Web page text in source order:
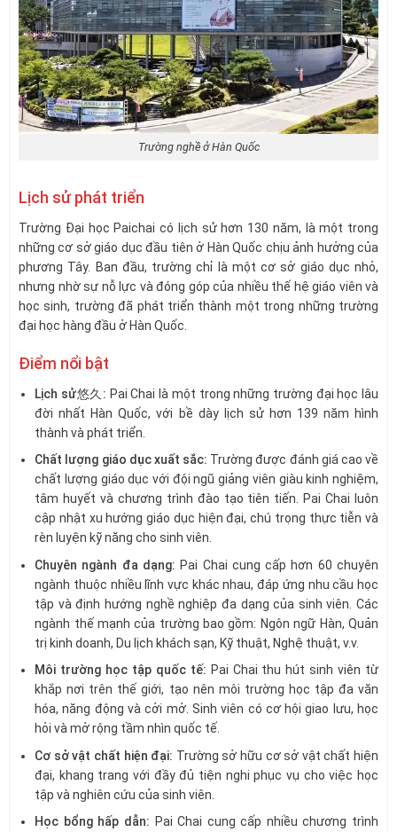
Trường nghề ở Hàn Quốc
Lịch sử phát triển
Trường Đại học Paichai có lịch sử hơn 130 năm, là một trong
những cơ sở giáo dục đầu tiên ở Hàn Quốc chịu ảnh hưởng của
phương Tây. Ban đầu, trường chỉ là một cơ sở giáo dục nhỏ,
nhưng nhờ sự nỗ lực và đóng góp của nhiều thế hệ giáo viên và
học sinh, trường đã phát triển thành một trong những trường
đại học hàng đầu ở Hàn Quốc.
Điểm nổi bật
Lịch sử悠久: Pai Chai là một trong những trường đại học lâu
đời nhất Hàn Quốc, với bề dày lịch sử hơn 139 năm hình
thành và phát triển.
Chất lượng giáo dục xuất sắc: Trường được đánh giá cao về
chất lượng giáo dục với đội ngũ giảng viên giàu kinh nghiệm,
tâm huyết và chương trình đào tạo tiên tiến. Pai Chai luôn
cập nhật xu hướng giáo dục hiện đại, chú trọng thực tiễn và
rèn luyện kỹ năng cho sinh viên.
Chuyên ngành đa dạng: Pai Chai cung cấp hơn 60 chuyên
ngành thuộc nhiều lĩnh vực khác nhau, đáp ứng nhu cầu học
tập và định hướng nghề nghiệp đa dạng của sinh viên. Các
ngành thế mạnh của trường bao gồm: Ngôn ngữ Hàn, Quản
trị kinh doanh, Du lịch khách sạn, Kỹ thuật, Nghệ thuật, v.v.
Môi trường học tập quốc tế: Pai Chai thu hút sinh viên từ
khắp nơi trên thế giới, tạo nên môi trường học tập đa văn
hóa, năng động và cởi mở. Sinh viên có cơ hội giao lưu, học
hỏi và mở rộng tầm nhìn quốc tế.
Cơ sở vật chất hiện đại: Trường sở hữu cơ sở vật chất hiện
đại, khang trang với đầy đủ tiện nghi phục vụ cho việc học
tập và nghiên cứu của sinh viên.
Học bổng hấp dẫn: Pai Chai cung cấp nhiều chương trình